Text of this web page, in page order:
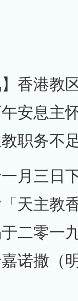
】香港教
安息主
职务不
月三日
天主教
二零一
诺撒（